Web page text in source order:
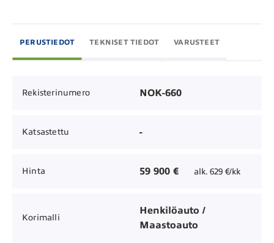
PERUSTIEDOT TEKNISET TIEDOT VARUSTEET
Rekisterinumero NOK-660
Katsastettu -
Hinta 59 900 € alk. 629 €/kk
Korimalli
Henkilöauto /
Maastoauto